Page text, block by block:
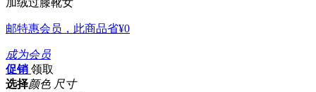
加绒过膝靴女
邮特惠会员，此商品省¥0
成为会员
促销 领取
选择颜色 尺寸